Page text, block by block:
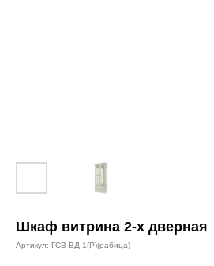
Шкаф витрина 2-х дверная
Артикул: ГСВ ВД-1(Р)(рабица)